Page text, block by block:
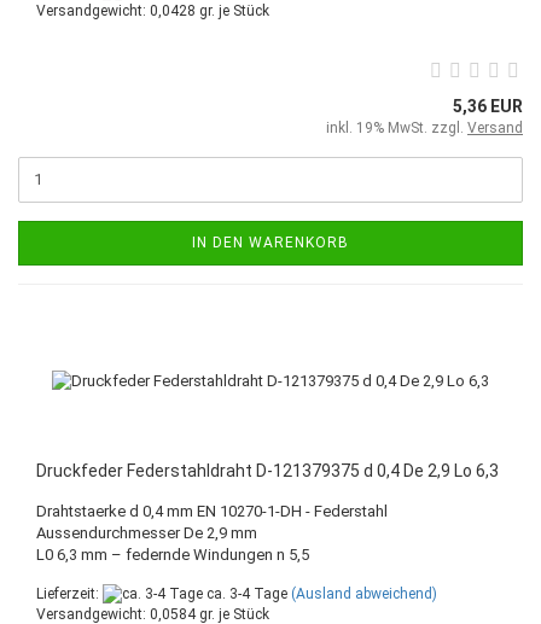
Versandgewicht: 0,0428 gr. je Stück
5,36 EUR
inkl. 19% MwSt. zzgl. Versand
IN DEN WARENKORB
Druckfeder Federstahldraht D-121379375 d 0,4 De 2,9 Lo 6,3
Drahtstaerke d 0,4 mm EN 10270-1-DH - Federstahl
Aussendurchmesser De 2,9 mm
L0 6,3 mm – federnde Windungen n 5,5
Lieferzeit: ca. 3-4 Tage (Ausland abweichend)
Versandgewicht: 0,0584gr. je Stück